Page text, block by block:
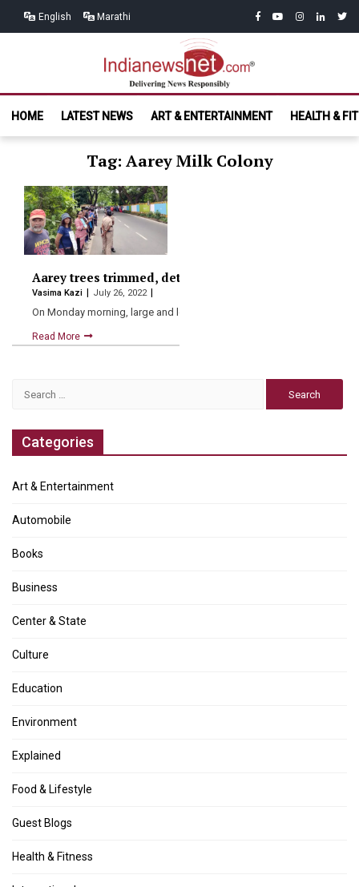
English Marathi facebook
youtubeinstagram
linkedin
India News
Net.com
HOME
LATEST NEWS ART & ENTERTAINMENT HEALTH &
Tag: Aarey Milk Colony
Aarey trees trimmed, detained protestors released
Vasima Kazi July 26, 2022
On Monday morning, large and low branches of trees were…
Read More
Categories
Art & Entertainment
Automobile
Books
Business
Center & State
Culture
Education
Environment
Explained
Food & Lifestyle
Guest Blogs
Health & Fitness